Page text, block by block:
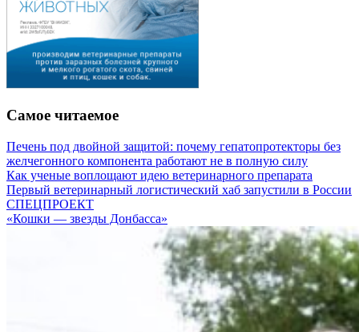
Самое читаемое
Печень под двойной защитой: почему гепатопротекторы без
желчегонного компонента работают не в полную силу
Как ученые воплощают идею ветеринарного препарата
Первый ветеринарный логистический хаб запустили в России
СПЕЦПРОЕКТ
«Кошки — звезды Донбасса»